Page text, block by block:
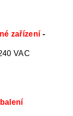
zařízení -
VAC